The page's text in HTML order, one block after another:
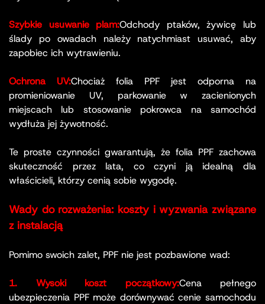
Szybkie usuwanie plam:Odchody ptaków, żywicę lub
ślady po owadach należy natychmiast usuwać, aby
zapobiec ich wytrawieniu.
Ochrona UV:Chociaż folia PPF jest odporna na
promieniowanie UV, parkowanie w zacienionych
miejscach lub stosowanie pokrowca na samochód
wydłuża jej żywotność.
Te proste czynności gwarantują, że folia PPF zachowa
skuteczność przez lata, co czyni ją idealną dla
właścicieli, którzy cenią sobie wygodę.
Wady do rozważenia: koszty i wyzwania związane
z instalacją
Pomimo swoich zalet, PPF nie jest pozbawione wad:
1. Wysoki koszt początkowy:Cena pełnego
ubezpieczenia PPF może dorównywać cenie samochodu